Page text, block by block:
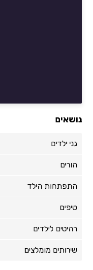
נושאים
גני ילדים
הורים
התפתחות הילד
טיפים
רהיטים לילדים
שירותים מומלצים